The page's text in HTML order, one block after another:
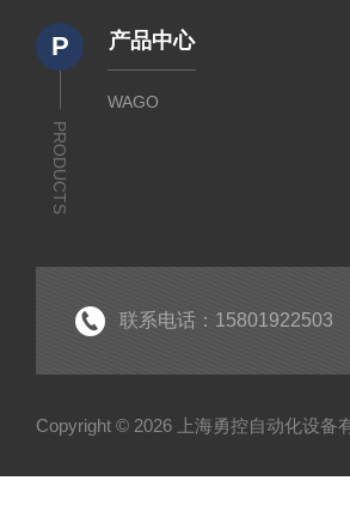
P
PRODUCTS
产品中心
WAGO
联系电话：15801922503
Copyright © 2026 上海勇控自动化设备